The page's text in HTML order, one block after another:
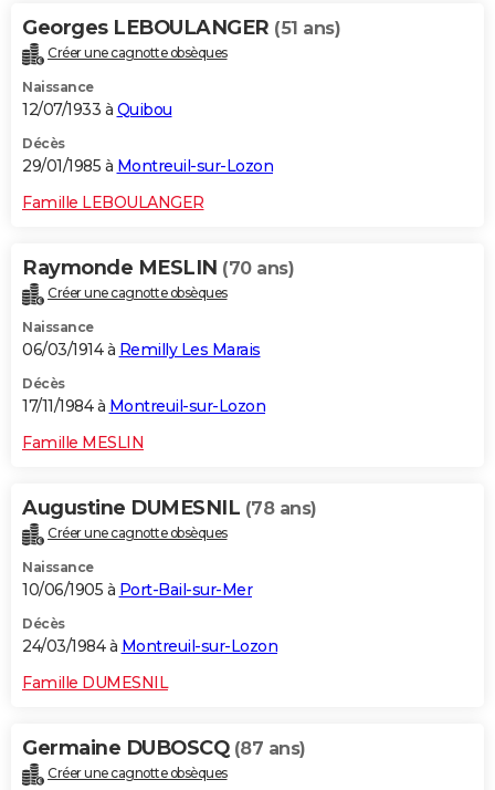
Georges LEBOULANGER (51 ans)
Créer une cagnotte obsèques
Naissance
12/07/1933 à Quibou
Décès
29/01/1985 à Montreuil-sur-Lozon
Famille LEBOULANGER
Raymonde MESLIN (70 ans)
Créer une cagnotte obsèques
Naissance
06/03/1914 à Remilly Les Marais
Décès
17/11/1984 à Montreuil-sur-Lozon
Famille MESLIN
Augustine DUMESNIL (78 ans)
Créer une cagnotte obsèques
Naissance
10/06/1905 à Port-Bail-sur-Mer
Décès
24/03/1984 à Montreuil-sur-Lozon
Famille DUMESNIL
Germaine DUBOSCQ (87 ans)
Créer une cagnotte obsèques